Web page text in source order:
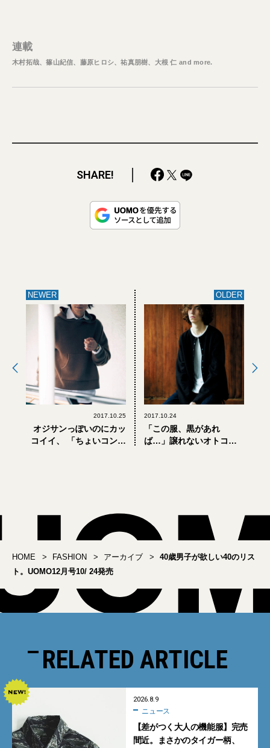
連載
木村拓哉、篠山紀信、藤原ヒロシ、祐真朋樹、大根 仁 and more.
SHARE!
NEWER
2017.10.25
オジサンっぽいのにカッ
コイイ、 「ちょいコンサ
OLDER
2017.10.24
「この服、黒があれ
ば…」譲れないオトコた
HOME FASHION アーカイブ
40歳男子が欲しい40のリス
ト。UOMO12月号10/ 24発売
RELATED ARTICLE
2026.8.9
ニュース
【差がつく大人の機能服】完売
間近。まさかのタイガー柄、